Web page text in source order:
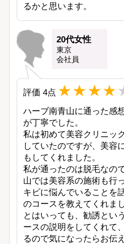
るかと思います。
20代女性
東京
会社員
評価 4点
ハーブ南青山に通った感
が丁寧でした。
私は初めて美容クリニッ
していたのですが、美容
もしてくれました。
私が通ったのは脱毛なの
山では美容系の施術も行
キビに悩んでいることを
のコースを教えてくれまし
とはいっても、勧誘とい
ースの説明をしてくれて
るので気になったらお伝